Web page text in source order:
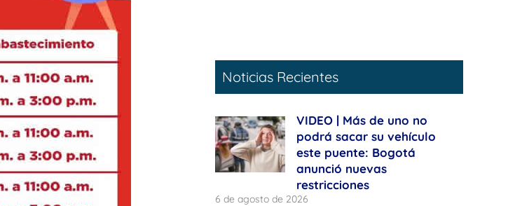
Noticias Recientes
VIDEO | Más de uno no
podrá sacar su vehículo
este puente: Bogotá
anunció nuevas
restricciones
6 de agosto de 2026